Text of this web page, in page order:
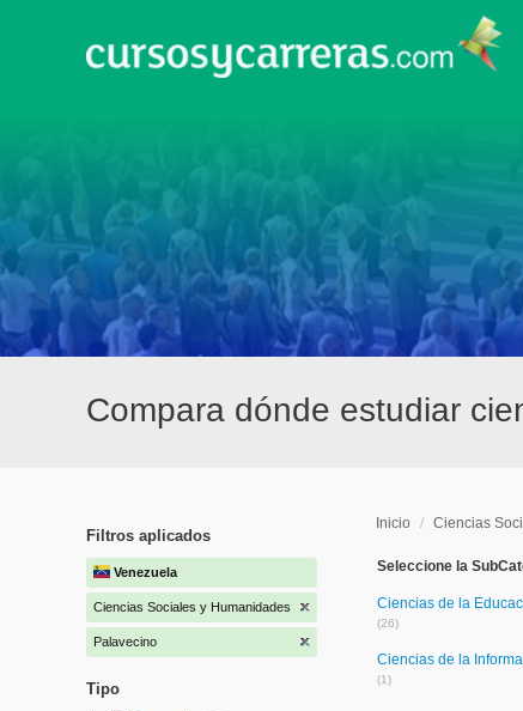
Compara dónde estudiar
Filtros aplicados
Venezuela
Ciencias Sociales y Humanidades
Palavecino
Tipo
Inicio / Ciencias
Seleccione la
Ciencias de la
(26)
Ciencias de la
(1)